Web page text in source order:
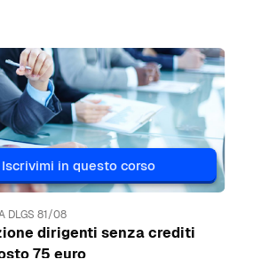
Iscrivimi in questo corso
corso" Formazione dirigenti senza crediti
del corso
DLGS 81/08
dirigenti senza crediti
75 euro